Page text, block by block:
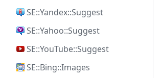
SE::Yandex::Suggest
SE::Yahoo::Suggest
SE::YouTube::Suggest
SE::Bing::Images